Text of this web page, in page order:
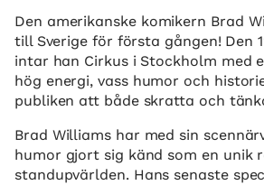
Den amerikanske komikern Brad
till Sverige för första gången! Den
intar han Cirkus i Stockholm med
hög energi, vass humor och
publiken att både skratta och
Brad Williams har med sin
humor gjort sig känd som en unik
standupvärlden. Hans senaste